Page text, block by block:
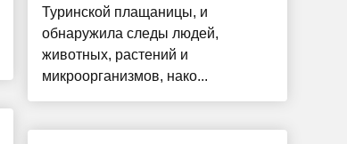
Туринской плащаницы, и
обнаружила следы людей,
животных, растений и
микроорганизмов, нако...